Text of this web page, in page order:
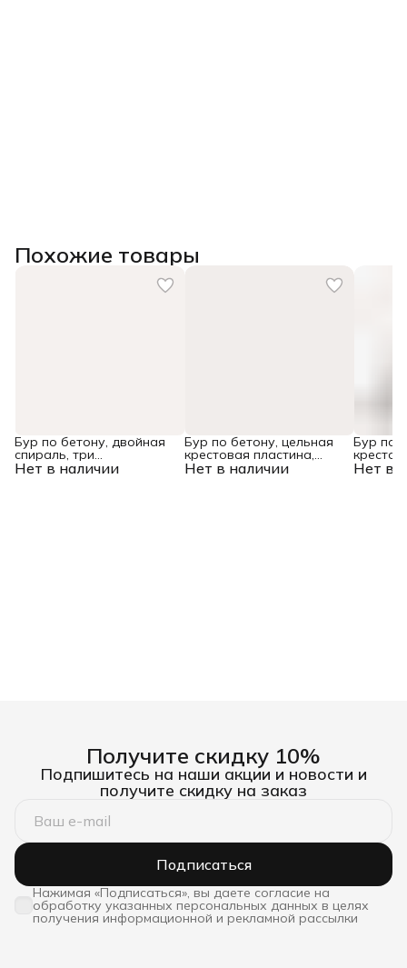
Похожие товары
Нет в наличии
Бур по бетону, двойная
спираль, три
пылеотводящие кромки, Нет в наличии
Бур по бетону, цельная
крестовая пластина,
12x315 мм, SDS PLUS Нет в
Бур по
10x165
Получите скидку 10%
Подпишитесь на наши акции и новости и
получите скидку на заказ
Подписаться
Нажимая «Подписаться», вы даете согласие на
обработку указанных персональных данных в целях
получения информационной и рекламной рассылки